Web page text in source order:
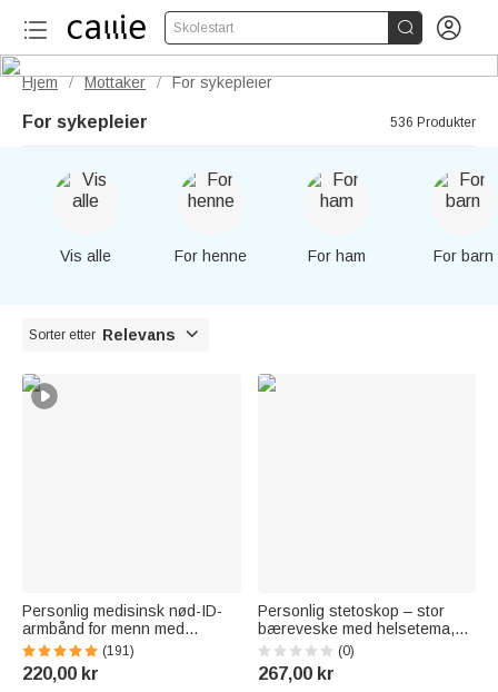
Skolestart  
Hjem / Mottaker / For sykepleier
For sykepleier 536 Produkter
Vis alle For henne For ham For barn
Sorter etter Relevans 
Personlig medisinsk nød-ID-
armbånd for menn med
tekstgave til epilepsi-,
diabetes- og allergipasienter
(191)
220,00 kr
Personlig stetoskop – stor
bæreveske med helsetema,
navn og nettinglommer –
sykepleieruke, takkegave til
sykepleiere og leger
(0)
267,00 kr